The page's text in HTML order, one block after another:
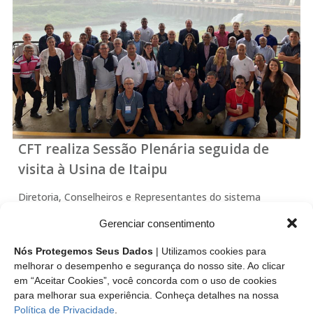
Gerenciar consentimento
Nós Protegemos Seus Dados | Utilizamos cookies para
melhorar o desempenho e segurança do nosso site. Ao clicar
em “Aceitar Cookies”, você concorda com o uso de cookies
para melhorar sua experiência. Conheça detalhes na nossa
Política de Privacidade
CFT realiza Sessão Plenária seguida de
visita à Usina de Itaipu
Diretoria, Conselheiros e Representantes do sistema
eventos em Foz do Iguaçu O CFT promoveu entre os dias 3
e 6/12, programação em Foz do Iguaçu com Sessão
Plenária, Fórum de Presidentes dos…
Leia mais